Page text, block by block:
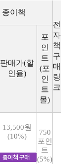
종이책
전
자
책
구
매
링
크
판매가(할
인율)
포
인
트
(포
인
트
몰)
13,500원
(10%)
750
포인
트
(5%)